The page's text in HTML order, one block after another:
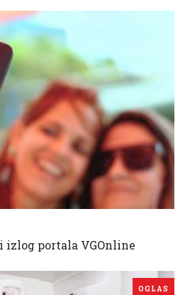
izlog portala VGOnline
OGLAS